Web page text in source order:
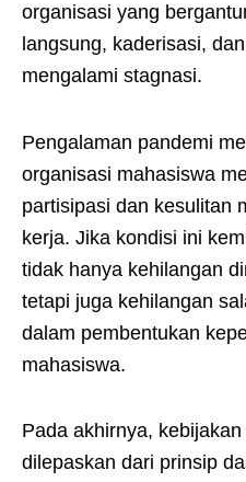
organisasi yang
langsung, kaderisasi,
mengalami stagnasi.
Pengalaman pandemi
organisasi mahasiswa
partisipasi dan kesulitan
kerja. Jika kondisi ini
tidak hanya kehilangan
tetapi juga kehilangan
dalam pembentukan
mahasiswa.
Pada akhirnya,
dilepaskan dari prinsip